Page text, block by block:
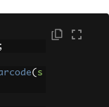
;
( s